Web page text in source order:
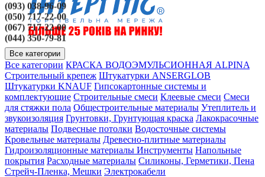
(093) 038-96-09
(050) 717-22-00
(067) 717-22-00
(044) 350-79-81
Все категории
Все категории КРАСКА ВОДОЭМУЛЬСИОННАЯ ALPINA
Строительный крепеж Штукатурки ANSERGLOB
Штукатурки KNAUF Гипсокартонные системы и
комплектующие Строительные смеси Клеевые смеси Смеси
для стяжки пола Общестроительные материалы Утеплитель и
звукоизоляция Грунтовки, Грунтующая краска Лакокрасочные
материалы Подвесные потолки Водосточные системы
Кровельные материалы Древесно-плитные материалы
Гидроизоляционные материалы Инструменты Напольные
покрытия Расходные материалы Силиконы, Герметики, Пена
Стрейч-Пленка, Мешки Электрокабели